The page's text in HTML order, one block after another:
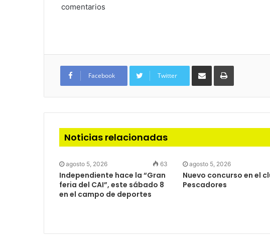
comentarios
Facebook Twitter
Compartir
mail
Imprimir
Noticias relacionadas
agosto 5, 2026 63
Independiente hace la “Gran
feria del CAI”, este sábado 8
en el campo de deportes
agosto 5, 2026
Nuevo concurso en el
Pescadores